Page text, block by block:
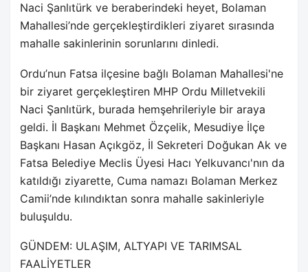
Naci Şanlıtürk ve beraberindeki heyet, Bolaman
Mahallesi’nde gerçekleştirdikleri ziyaret sırasında
mahalle sakinlerinin sorunlarını dinledi.
Ordu’nun Fatsa ilçesine bağlı Bolaman Mahallesi'ne
bir ziyaret gerçekleştiren MHP Ordu Milletvekili
Naci Şanlıtürk, burada hemşehrileriyle bir araya
geldi. İl Başkanı Mehmet Özçelik, Mesudiye İlçe
Başkanı Hasan Açıkgöz, İl Sekreteri Doğukan Ak ve
Fatsa Belediye Meclis Üyesi Hacı Yelkuvancı'nın da
katıldığı ziyarette, Cuma namazı Bolaman Merkez
Camii’nde kılındıktan sonra mahalle sakinleriyle
buluşuldu.
GÜNDEM: ULAŞIM, ALTYAPI VE TARIMSAL
FAALİYETLER